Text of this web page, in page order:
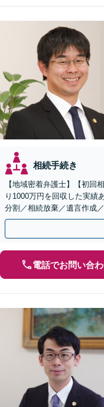
相続手続き
【地域密着弁護士】【初回
り1000万円を回収した実績
分割／相続放棄／遺言作成
せください【夜間・土日祝
電話でお問い合